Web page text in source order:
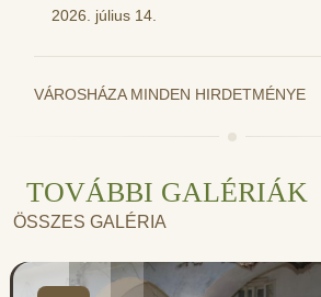
2026. július 14.
VÁROSHÁZA MINDEN HIRDETMÉNYE
TOVÁBBI GALÉRIÁK
ÖSSZES GALÉRIA